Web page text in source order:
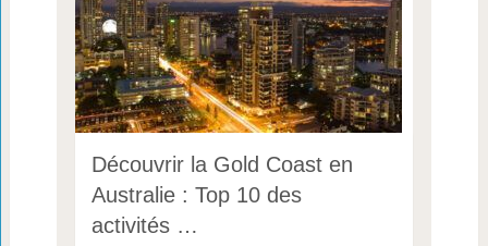
Découvrir la Gold Coast en
Australie : Top 10 des
activités …